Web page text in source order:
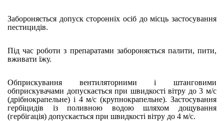
Забороняється допуск сторонніх осіб до місць застосування
пестицидів.
Під час роботи з препаратами забороняється палити, пити,
вживати їжу.
Обприскування вентиляторними і штанговими
обприскувачами допускається при швидкості вітру до 3 м/с
(дрібнокрапельне) і 4 м/с (крупнокрапельне). Застосування
гербіцидів із поливною водою шляхом дощування
(гербігація) допускається при швидкості вітру до 4 м/с.